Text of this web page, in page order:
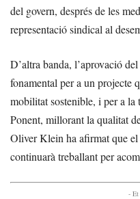
del govern, després de les
representació sindical al
D’altra banda, l’aprovació
fonamental per a un projecte
mobilitat sostenible, i per a la
Ponent, millorant la qualitat
Oliver Klein ha afirmat que
continuarà treballant per
- Et